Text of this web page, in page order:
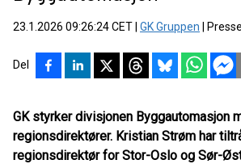
23.1.2026 09:26:24 CET GK Gruppen
Del
GK styrker divisjonen Byggautomasjon
regionsdirektører. Kristian Strøm har
regionsdirektør for Stor-Oslo og Sør-